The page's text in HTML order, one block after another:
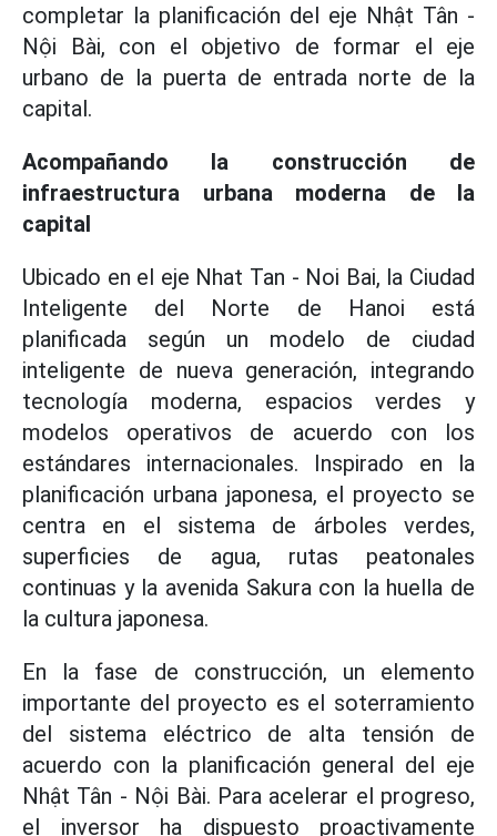
completar la planificación del eje Nhật Tân -
Nội Bài, con el objetivo de formar el eje
urbano de la puerta de entrada norte de la
capital.
Acompañando la construcción de
infraestructura urbana moderna de la
capital
Ubicado en el eje Nhat Tan - Noi Bai, la Ciudad
Inteligente del Norte de Hanoi está
planificada según un modelo de ciudad
inteligente de nueva generación, integrando
tecnología moderna, espacios verdes y
modelos operativos de acuerdo con los
estándares internacionales. Inspirado en la
planificación urbana japonesa, el proyecto se
centra en el sistema de árboles verdes,
superficies de agua, rutas peatonales
continuas y la avenida Sakura con la huella de
la cultura japonesa.
En la fase de construcción, un elemento
importante del proyecto es el soterramiento
del sistema eléctrico de alta tensión de
acuerdo con la planificación general del eje
Nhật Tân - Nội Bài. Para acelerar el progreso,
el inversor ha dispuesto proactivamente